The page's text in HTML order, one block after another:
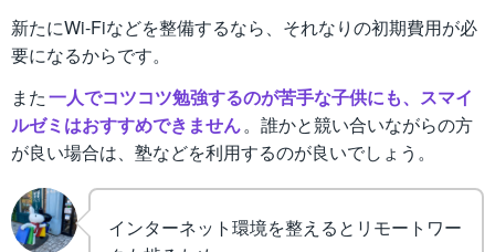
新たにWi-Fiなどを整備するなら、それなりの初期費用が必
要になるからです。
また一人でコツコツ勉強するのが苦手な子供にも、スマイ
ルゼミはおすすめできません。誰かと競い合いながらの方
が良い場合は、塾などを利用するのが良いでしょう。
インターネット環境を整えるとリモートワー